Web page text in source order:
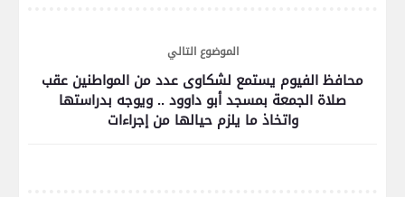
الموضوع التالي
محافظ الفيوم يستمع لشكاوى عدد من المواطنين عقب
صلاة الجمعة بمسجد أبو داوود .. ويوجه بدراستها
واتخاذ ما يلزم حيالها من إجراءات